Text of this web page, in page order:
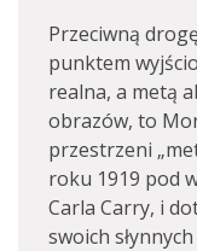
Przeciwną
punktem
realna, a metą
obrazów, to
przestrzeni
roku 1919 pod
Carla Carry, i
swoich